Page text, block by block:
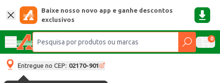
Baixe nosso novo app e ganhe descontos
exclusivos
0
Entregue no CEP: 02170-901